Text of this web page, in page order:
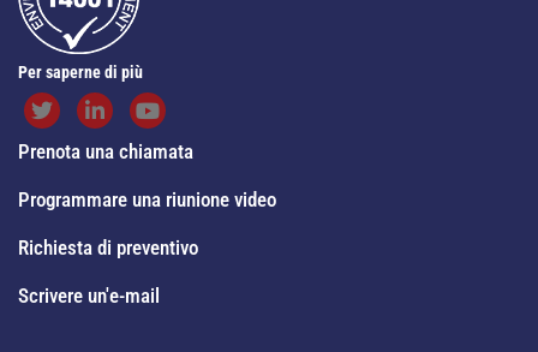
Per saperne di più
Prenota una chiamata
Programmare una riunione video
Richiesta di preventivo
Scrivere un'e-mail